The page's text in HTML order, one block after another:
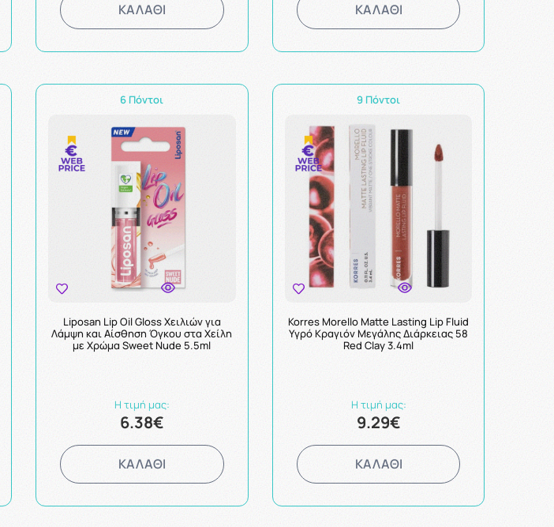
ΚΑΛΑΘΙ ΚΑΛΑΘΙ
6 Πόντοι
Liposan Lip Oil Gloss Χειλιών για
Λάμψη και Αίσθηση Όγκου στα Χείλη
με Χρώμα Sweet Nude 5.5ml
Η τιμή μας:
6.38€
ΚΑΛΑΘΙ
9 Πόντοι
Korres Morello Matte Lasting Lip Fluid
Υγρό Κραγιόν Μεγάλης Διάρκειας 58
Red Clay 3.4ml
Η τιμή μας:
9.29€
ΚΑΛΑΘΙ